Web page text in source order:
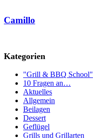
Camillo
Kategorien
"Grill & BBQ School"
10 Fragen an…
Aktuelles
Allgemein
Beilagen
Dessert
Geflügel
Grills und Grillarten